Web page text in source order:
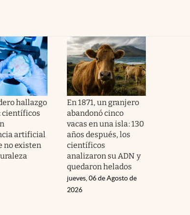
hallazgo
científicos
artificial
no existen
En 1871, un granjero
abandonó cinco
vacas en una isla: 130
años después, los
científicos
analizaron su ADN y
quedaron helados
jueves, 06 de Agosto de
2026